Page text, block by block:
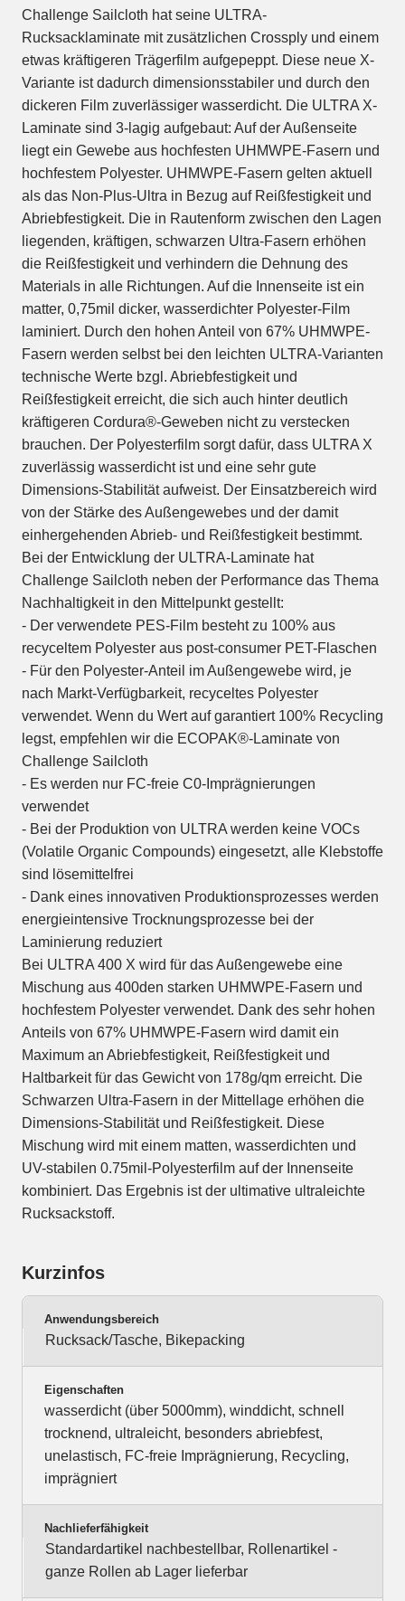
Challenge Sailcloth hat seine ULTRA-
Rucksacklaminate mit zusätzlichen Crossply und einem
etwas kräftigeren Trägerfilm aufgepeppt. Diese neue X-
Variante ist dadurch dimensionsstabiler und durch den
dickeren Film zuverlässiger wasserdicht. Die ULTRA X-
Laminate sind 3-lagig aufgebaut: Auf der Außenseite
liegt ein Gewebe aus hochfesten UHMWPE-Fasern und
hochfestem Polyester. UHMWPE-Fasern gelten aktuell
als das Non-Plus-Ultra in Bezug auf Reißfestigkeit und
Abriebfestigkeit. Die in Rautenform zwischen den Lagen
liegenden, kräftigen, schwarzen Ultra-Fasern erhöhen
die Reißfestigkeit und verhindern die Dehnung des
Materials in alle Richtungen. Auf die Innenseite ist ein
matter, 0,75mil dicker, wasserdichter Polyester-Film
laminiert. Durch den hohen Anteil von 67% UHMWPE-
Fasern werden selbst bei den leichten ULTRA-Varianten
technische Werte bzgl. Abriebfestigkeit und
Reißfestigkeit erreicht, die sich auch hinter deutlich
kräftigeren Cordura®-Geweben nicht zu verstecken
brauchen. Der Polyesterfilm sorgt dafür, dass ULTRA X
zuverlässig wasserdicht ist und eine sehr gute
Dimensions-Stabilität aufweist. Der Einsatzbereich wird
von der Stärke des Außengewebes und der damit
einhergehenden Abrieb- und Reißfestigkeit bestimmt.
Bei der Entwicklung der ULTRA-Laminate hat
Challenge Sailcloth neben der Performance das Thema
Nachhaltigkeit in den Mittelpunkt gestellt:
- Der verwendete PES-Film besteht zu 100% aus
recyceltem Polyester aus post-consumer PET-Flaschen
- Für den Polyester-Anteil im Außengewebe wird, je
nach Markt-Verfügbarkeit, recyceltes Polyester
verwendet. Wenn du Wert auf garantiert 100% Recycling
legst, empfehlen wir die ECOPAK®-Laminate von
Challenge Sailcloth
- Es werden nur FC-freie C0-Imprägnierungen
verwendet
- Bei der Produktion von ULTRA werden keine VOCs
(Volatile Organic Compounds) eingesetzt, alle Klebstoffe
sind lösemittelfrei
- Dank eines innovativen Produktionsprozesses werden
energieintensive Trocknungsprozesse bei der
Laminierung reduziert
Bei ULTRA 400 X wird für das Außengewebe eine
Mischung aus 400den starken UHMWPE-Fasern und
hochfestem Polyester verwendet. Dank des sehr hohen
Anteils von 67% UHMWPE-Fasern wird damit ein
Maximum an Abriebfestigkeit, Reißfestigkeit und
Haltbarkeit für das Gewicht von 178g/qm erreicht. Die
Schwarzen Ultra-Fasern in der Mittellage erhöhen die
Dimensions-Stabilität und Reißfestigkeit. Diese
Mischung wird mit einem matten, wasserdichten und
UV-stabilen 0.75mil-Polyesterfilm auf der Innenseite
kombiniert. Das Ergebnis ist der ultimative ultraleichte
Rucksackstoff.
Kurzinfos
Anwendungsbereich
Rucksack/Tasche, Bikepacking
Eigenschaften
wasserdicht (über 5000mm), winddicht, schnell
trocknend, ultraleicht, besonders abriebfest,
unelastisch, FC-freie Imprägnierung, Recycling,
imprägniert
Nachlieferfähigkeit
Standardartikel nachbestellbar, Rollenartikel -
ganze Rollen ab Lager lieferbar